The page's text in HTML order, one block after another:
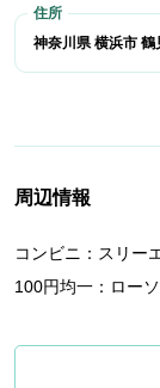
神奈川県 横浜市
周辺情報
コンビニ：スリー
100円均一：ロー